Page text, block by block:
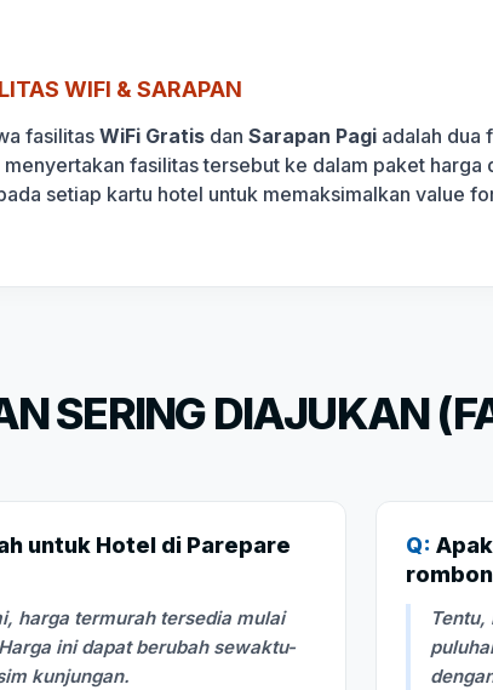
WIFI & SARAPAN
fasilitasWiFi Gratis dan Sarapan Pagi adalah dua
fasilitas tersebut ke dalam paket
setiap kartu hotel untuk memaksimalkan value
SERING DIAJUKAN
untuk Hotel di Parepare
harga termurah tersedia mulai
ini dapat berubah sewaktu-
kunjungan.
Q: